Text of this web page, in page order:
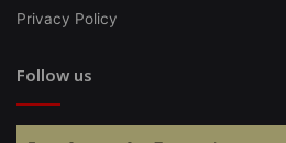
Privacy Policy
Follow us